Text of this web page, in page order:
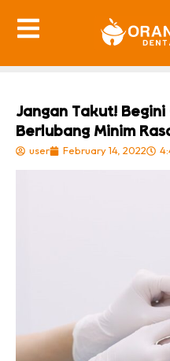
Jangan Takut!
Berlubang Minim
user February 14, 2022